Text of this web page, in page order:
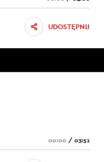
UDOSTĘPNIJ
00:00 / 03:51